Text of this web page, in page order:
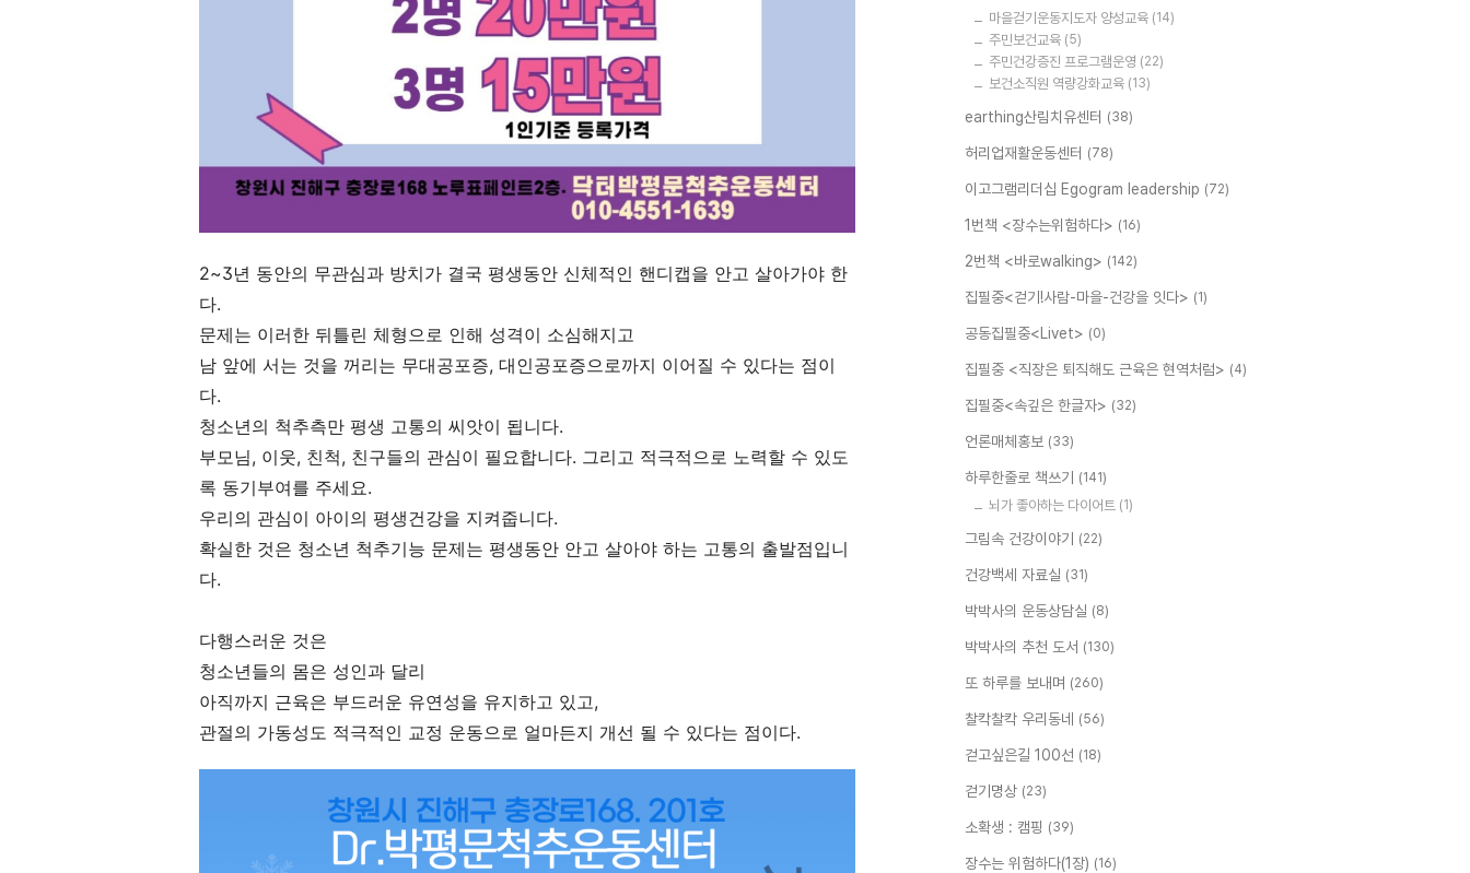
2~3년 동안의 무관심과 방치가 결국 평생동안 신체적인 핸디캡을 안고 살아가야 한
다.
문제는 이러한 뒤틀린 체형으로 인해 성격이 소심해지고
남 앞에 서는 것을 꺼리는 무대공포증, 대인공포증으로까지 이어질 수 있다는 점이
다.
청소년의 척추측만 평생 고통의 씨앗이 됩니다.
부모님, 이웃, 친척, 친구들의 관심이 필요합니다. 그리고 적극적으로 노력할 수 있도
록 동기부여를 주세요.
우리의 관심이 아이의 평생건강을 지켜줍니다.
확실한 것은 청소년 척추기능 문제는 평생동안 안고 살아야 하는 고통의 출발점입니
다.
다행스러운 것은
청소년들의 몸은 성인과 달리
아직까지 근육은 부드러운 유연성을 유지하고 있고,
관절의 가동성도 적극적인 교정 운동으로 얼마든지 개선 될 수 있다는 점이다.
마을걷기운동지도자 양성교육 (14)
주민보건교육 (5)
주민건강증진 프로그램운영 (22)
보건소직원 역량강화교육 (13)
earthing산림치유센터 (38)
허리업재활운동센터 (78)
이고그램리더십 Egogram leadership (72)
1번책 <장수는위험하다> (16)
2번책 <바로walking> (142)
집필중<걷기!사람-마을-건강을 잇다> (1)
공동집필중<Livet> (0)
집필중 <직장은 퇴직해도 근육은 현역처럼> (4)
집필중<속깊은 한글자> (32)
언론매체홍보 (33)
하루한줄로 책쓰기 (141)
뇌가 좋아하는 다이어트 (1)
그림속 건강이야기 (22)
건강백세 자료실 (31)
박박사의 운동상담실 (8)
박박사의 추천 도서 (130)
또 하루를 보내며 (260)
찰칵찰칵 우리동네 (56)
걷고싶은길 100선 (18)
걷기명상 (23)
소확생 : 캠핑 (39)
장수는 위험하다(1장) (16)